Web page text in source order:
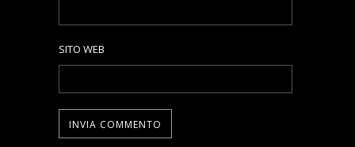
SITO WEB